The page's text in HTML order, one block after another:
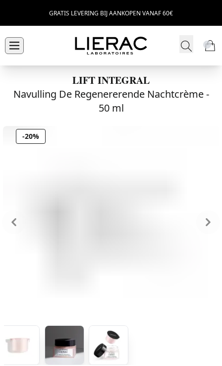
GRATIS LEVERING BIJ AANKOPEN VANAF 60€
LIFT INTEGRAL
Navulling De Regenererende Nachtcrème -
50 ml
-20%